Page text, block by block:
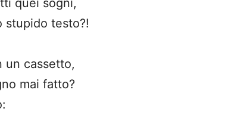
quei sogni,
stupido testo?!
un cassetto,
mai fatto?